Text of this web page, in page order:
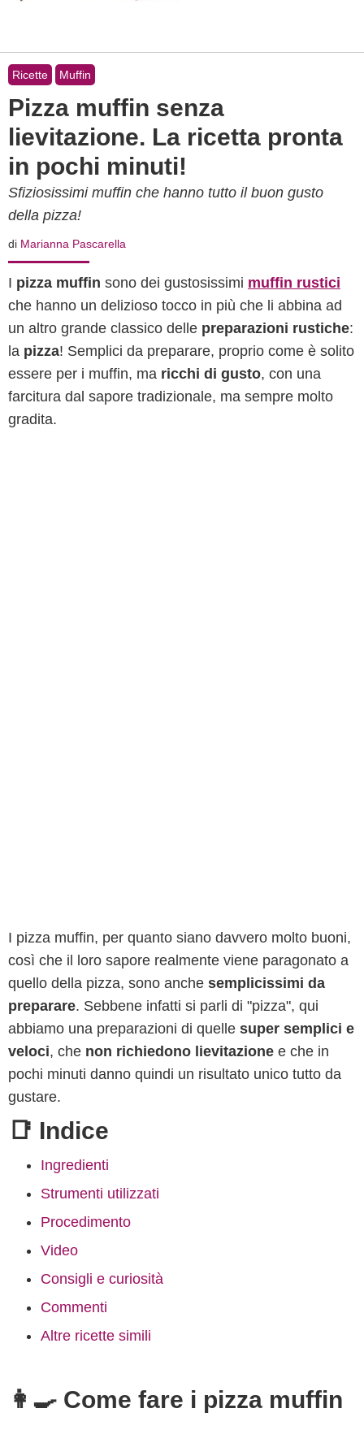
Ricette Muffin
Pizza muffin senza
lievitazione. La ricetta pronta
in pochi minuti!
Sfiziosissimi muffin che hanno tutto il buon gusto
della pizza!
di Marianna Pascarella
I pizza muffin sono dei gustosissimi muffin rustici
che hanno un delizioso tocco in più che li abbina ad
un altro grande classico delle preparazioni rustiche:
la pizza! Semplici da preparare, proprio come è solito
essere per i muffin, ma ricchi di gusto, con una
farcitura dal sapore tradizionale, ma sempre molto
gradita.
I pizza muffin, per quanto siano davvero molto buoni,
così che il loro sapore realmente viene paragonato a
quello della pizza, sono anche semplicissimi da
preparare. Sebbene infatti si parli di "pizza", qui
abbiamo una preparazioni di quelle super semplici e
veloci, che non richiedono lievitazione e che in
pochi minuti danno quindi un risultato unico tutto da
gustare.
📑 Indice
Ingredienti
Strumenti utilizzati
Procedimento
Video
Consigli e curiosità
Commenti
Altre ricette simili
👩‍🍳 Come fare i pizza muffin